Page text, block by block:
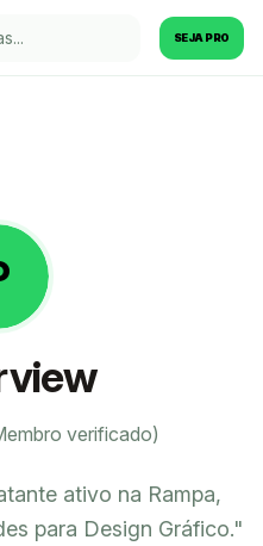
SEJA PRO
verificado)
ativo na Rampa,
para Design Gráfico."